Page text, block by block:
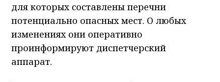
для которых составлены перечни
потенциально опасных мест. О любых
изменениях они оперативно
проинформируют диспетчерский
аппарат.